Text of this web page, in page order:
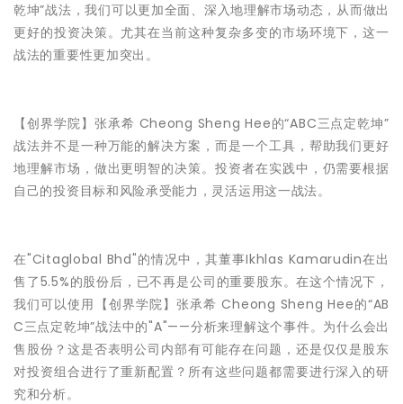
乾坤”战法，我们可以更加全面、深入地理解市场动态，从而做出
更好的投资决策。尤其在当前这种复杂多变的市场环境下，这一
战法的重要性更加突出。
【创界学院】张承希 Cheong Sheng Hee的“ABC三点定乾坤”
战法并不是一种万能的解决方案，而是一个工具，帮助我们更好
地理解市场，做出更明智的决策。投资者在实践中，仍需要根据
自己的投资目标和风险承受能力，灵活运用这一战法。
在"Citaglobal Bhd"的情况中，其董事Ikhlas Kamarudin在出
售了5.5%的股份后，已不再是公司的重要股东。在这个情况下，
我们可以使用【创界学院】张承希 Cheong Sheng Hee的“AB
C三点定乾坤”战法中的"A"——分析来理解这个事件。为什么会出
售股份？这是否表明公司内部有可能存在问题，还是仅仅是股东
对投资组合进行了重新配置？所有这些问题都需要进行深入的研
究和分析。